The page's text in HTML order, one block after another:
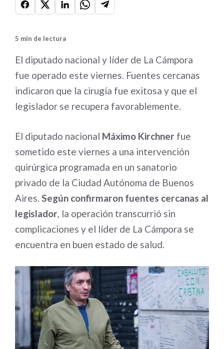
5 min de lectura
El diputado nacional y líder de La Cámpora
fue operado este viernes. Fuentes cercanas
indicaron que la cirugía fue exitosa y que el
legislador se recupera favorablemente.
El diputado nacional Máximo Kirchner fue
sometido este viernes a una intervención
quirúrgica programada en un sanatorio
privado de la Ciudad Autónoma de Buenos
Aires. Según confirmaron fuentes cercanas al
legislador , la operación transcurrió sin
complicaciones y el líder de La Cámpora se
encuentra en buen estado de salud.